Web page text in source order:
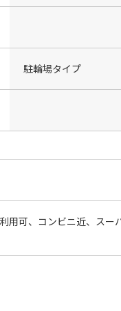
駐輪場タイプ
用可、コンビニ近、スー